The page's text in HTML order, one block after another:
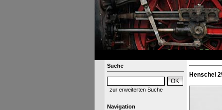
Suche
zur erweiterten Suche
Navigation
Henschel